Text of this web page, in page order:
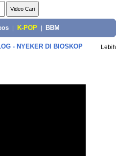
K-POP BBM
- NYEKER DI BIOSKOP Lebih